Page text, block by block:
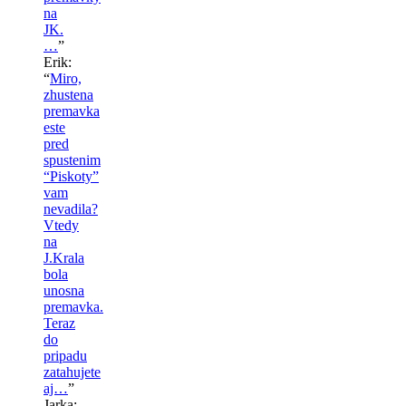
na
JK.
…”
Erik:
“Miro,
zhustena
premavka
este
pred
spustenim
“Piskoty”
vam
nevadila?
Vtedy
na
J.Krala
bola
unosna
premavka.
Teraz
do
pripadu
zatahujete
aj…”